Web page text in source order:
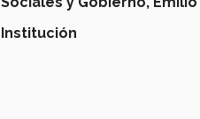
Institución